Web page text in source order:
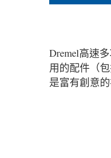
Dremel高速
用的配件（
是富有創意